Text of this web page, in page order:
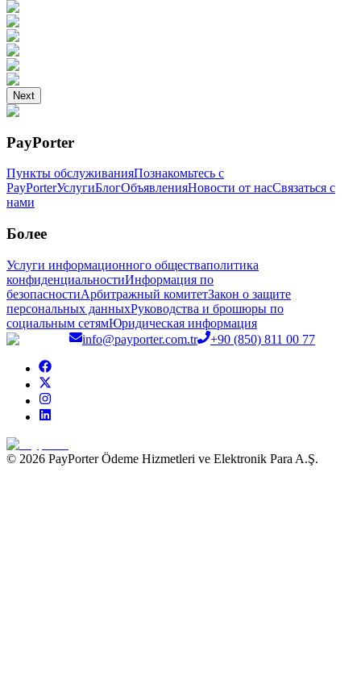
Next
PayPorter
Пункты обслуживанияПознакомьтесь с
PayPorterУслугиБлогОбъявленияНовости от насСвязаться с
нами
Более
Услуги информационного обществаполитика
конфиденциальностиИнформация по
безопасностиАрбитражный комитетЗакон о защите
персональных данныхРуководства и брошюры по
социальным сетямЮридическая информация
info@payporter.com.tr
+90 (850) 811 00 77
© 2026 PayPorter Ödeme Hizmetleri ve Elektronik Para A.Ş.